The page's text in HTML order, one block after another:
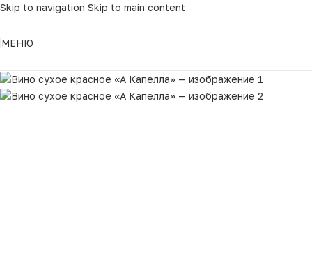
Skip to navigation Skip to main content
МЕНЮ